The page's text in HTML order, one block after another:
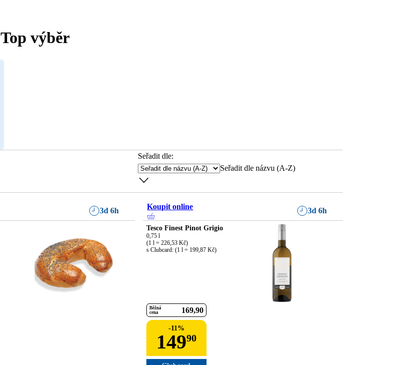
Top výběr
Seřadit dle:
Seřadit dle názvu (A-Z)
3d 6h Koupit online 3d 6h
Tesco Finest Pinot Grigio
0,75 l
(1 l = 226,53 Kč)
s Clubcard: (1 l = 199,87 Kč)
Běžná
cena
169 90
-11%
14990